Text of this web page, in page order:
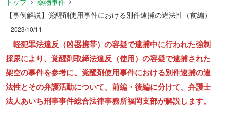
【事例解説】覚醒剤使用事件における別件逮捕の違法性（前編）
2023/10/11
軽犯罪法違反（凶器携帯）の容疑で逮捕中に行われた強制
採尿により、覚醒剤取締法違反（使用）の容疑で逮捕された
架空の事件を参考に、覚醒剤使用事件における別件逮捕の違
法性とその弁護活動について、前編・後編に分けて、弁護士
法人あいち刑事事件総合法律事務所福岡支部が解説します。